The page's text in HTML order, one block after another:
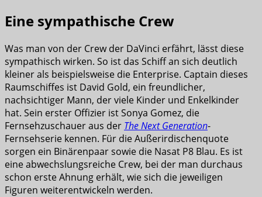
Eine sympathische Crew
Was man von der Crew der DaVinci erfährt, lässt diese
sympathisch wirken. So ist das Schiff an sich deutlich
kleiner als beispielsweise die Enterprise. Captain dieses
Raumschiffes ist David Gold, ein freundlicher,
nachsichtiger Mann, der viele Kinder und Enkelkinder
hat. Sein erster Offizier ist Sonya Gomez, die
Fernsehzuschauer aus der The Next Generation-
Fernsehserie kennen. Für die Außerirdischenquote
sorgen ein Binärenpaar sowie die Nasat P8 Blau. Es ist
eine abwechslungsreiche Crew, bei der man durchaus
schon erste Ahnung erhält, wie sich die jeweiligen
Figuren weiterentwickeln werden.